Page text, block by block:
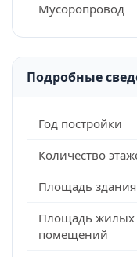
Мусоропровод
Подробные
Год постройки
Количество
Площадь здания
Площадь жилых
помещений